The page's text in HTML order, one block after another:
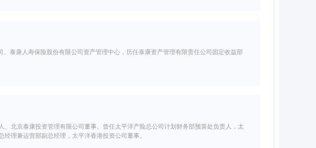
泰康人寿保险股份有限公司资产管理中心，历任泰康资产管理有限责任公司固定收益部
北京泰康投资管理有限公司董事。曾任太平洋产险总公司计划财务部预算处负责人，太
理兼运营部副总经理，太平洋香港投资公司董事。